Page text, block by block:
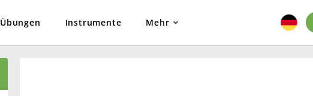
Übungen Instrumente Mehr